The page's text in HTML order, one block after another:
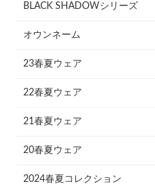
BLACK SHADOWシリーズ
オウンネーム
23春夏ウェア
22春夏ウェア
21春夏ウェア
20春夏ウェア
2024春夏コレクション